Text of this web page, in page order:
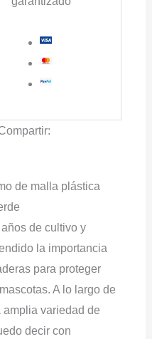
Mascotas
Color
Verde
cantidad
de malla plástica
de cultivo y
la importancia
para proteger
A lo largo de
amplia variedad de
decir con